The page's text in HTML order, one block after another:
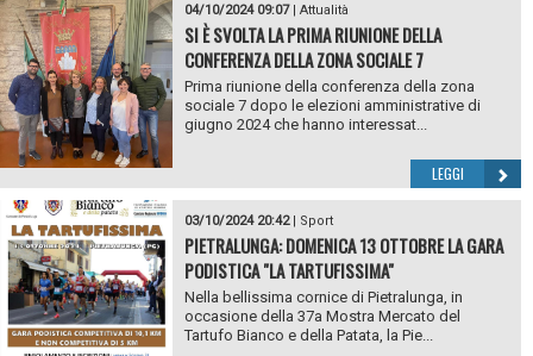
04/10/2024 09:07| Attualità
SI È SVOLTA LA PRIMA RIUNIONE DELLA
CONFERENZA DELLA ZONA SOCIALE 7
Prima riunione della conferenza della zona
sociale 7 dopo le elezioni amministrative di
giugno 2024 che hanno interessat...
LEGGI
03/10/2024 20:42| Sport
PIETRALUNGA: DOMENICA 13 OTTOBRE LA GARA
PODISTICA "LA TARTUFISSIMA"
Nella bellissima cornice di Pietralunga, in
occasione della 37a Mostra Mercato del
Tartufo Bianco e della Patata, la Pie...